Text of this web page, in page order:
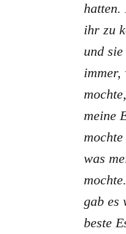
hatten.
ihr zu
und
immer,
meine
was
gab es
beste